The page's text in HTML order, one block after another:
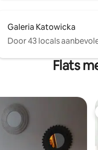
Galeria Katowicka
Door 43 locals
Flats